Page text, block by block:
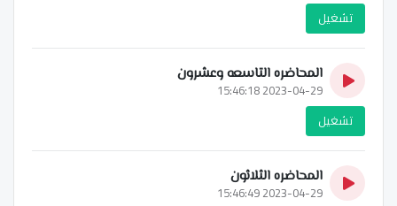
تشغيل
المحاضره التاسعه وعشرون
2023-04-29 15:46:18
تشغيل
المحاضره الثلاثون
2023-04-29 15:46:49